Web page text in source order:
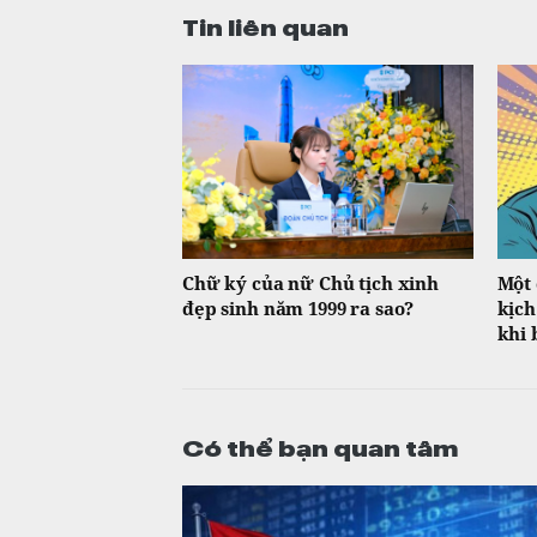
Tin liên quan
Chữ ký của nữ Chủ tịch xinh
đẹp sinh năm 1999 ra sao?
Một
khi
Có thể bạn quan tâm